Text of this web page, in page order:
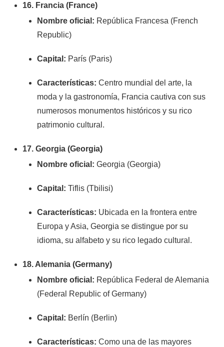
16. Francia (France)
Nombre oficial: República Francesa (French
Republic)
Capital: París (Paris)
Características: Centro mundial del arte, la
moda y la gastronomía, Francia cautiva con sus
numerosos monumentos históricos y su rico
patrimonio cultural.
17. Georgia (Georgia)
Nombre oficial: Georgia (Georgia)
Capital: Tiflis (Tbilisi)
Características: Ubicada en la frontera entre
Europa y Asia, Georgia se distingue por su
idioma, su alfabeto y su rico legado cultural.
18. Alemania (Germany)
Nombre oficial: República Federal de Alemania
(Federal Republic of Germany)
Capital: Berlín (Berlin)
Características: Como una de las mayores